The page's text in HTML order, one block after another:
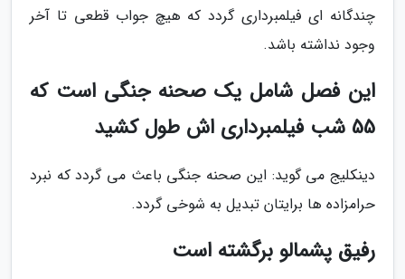
چندگانه ای فیلمبرداری گردد که هیچ جواب قطعی تا آخر
وجود نداشته باشد.
این فصل شامل یک صحنه جنگی است که
55 شب فیلمبرداری اش طول کشید
دینکلیج می گوید: این صحنه جنگی باعث می گردد که نبرد
حرامزاده ها برایتان تبدیل به شوخی گردد.
رفیق پشمالو برگشته است